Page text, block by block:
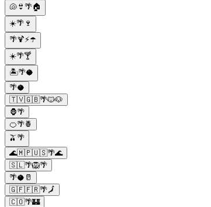
🐚👙🌴🏠
☀️🌴🍷
🌴🍹⚡️☂️
☀️🌴🍸
🏝🌴🥥
🌴🥥
🇹🇻🇬🇧🌴🐱🐶
🦍🌴
🍊🌴🍍
🫒🌴
🌊🇲🇵🇺🇸🌴🌊
🇸🇱🌴🦁🌴
🌴🥥🥛
🇬🇫🇫🇷🌴🗾
🇨🇴🌴🏰